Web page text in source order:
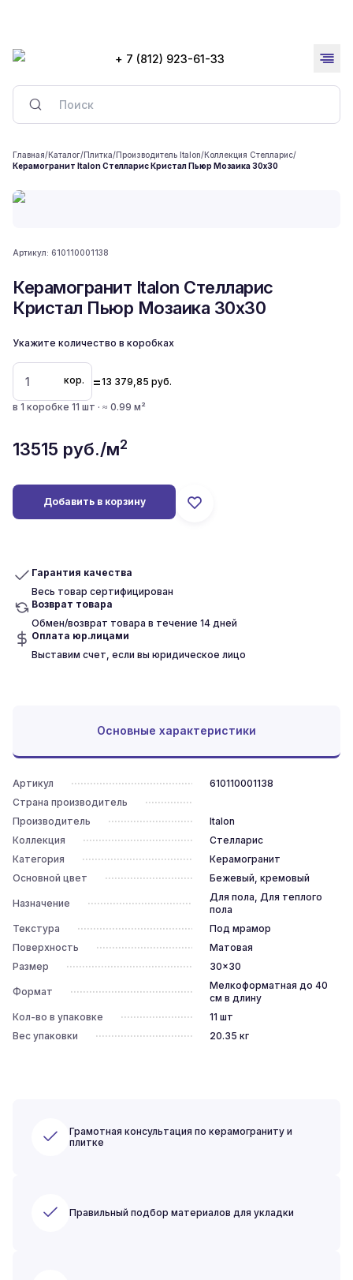
+ 7 (812) 923-61-33
Главная/Каталог/Плитка/Производитель Italon/Коллекция Стелларис/
Керамогранит Italon Стелларис Кристал Пьюр Мозаика 30x30
Артикул: 610110001138
Керамогранит Italon Стелларис
Кристал Пьюр Мозаика 30x30
Укажите количество в коробках
кор. =13 379,85 руб.
в 1 коробке 11 шт · ≈ 0.99 м²
13515 руб./м2
Добавить в корзину
Гарантия качества
Весь товар сертифицирован
Возврат товара
Обмен/возврат товара в течение 14 дней
Оплата юр.лицами
Выставим счет, если вы юридическое лицо
Основные характеристики
Артикул
610110001138
Страна производитель
Производитель
Italon
Коллекция
Стелларис
Категория
Керамогранит
Основной цвет
Бежевый, кремовый
Назначение
Для пола, Для теплого
пола
Текстура
Под мрамор
Поверхность
Матовая
Размер
30x30
Формат
Мелкоформатная до 40
см в длину
Кол-во в упаковке
11 шт
Вес упаковки
20.35 кг
Грамотная консультация по керамограниту и
плитке
Правильный подбор материалов для укладки